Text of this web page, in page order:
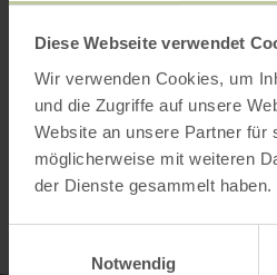
Diese Webseite verwendet
Wir verwenden Cookies, um
und die Zugriffe auf unsere
Website an unsere Partner für
möglicherweise mit weiteren
der Dienste gesammelt haben.
Notwendig